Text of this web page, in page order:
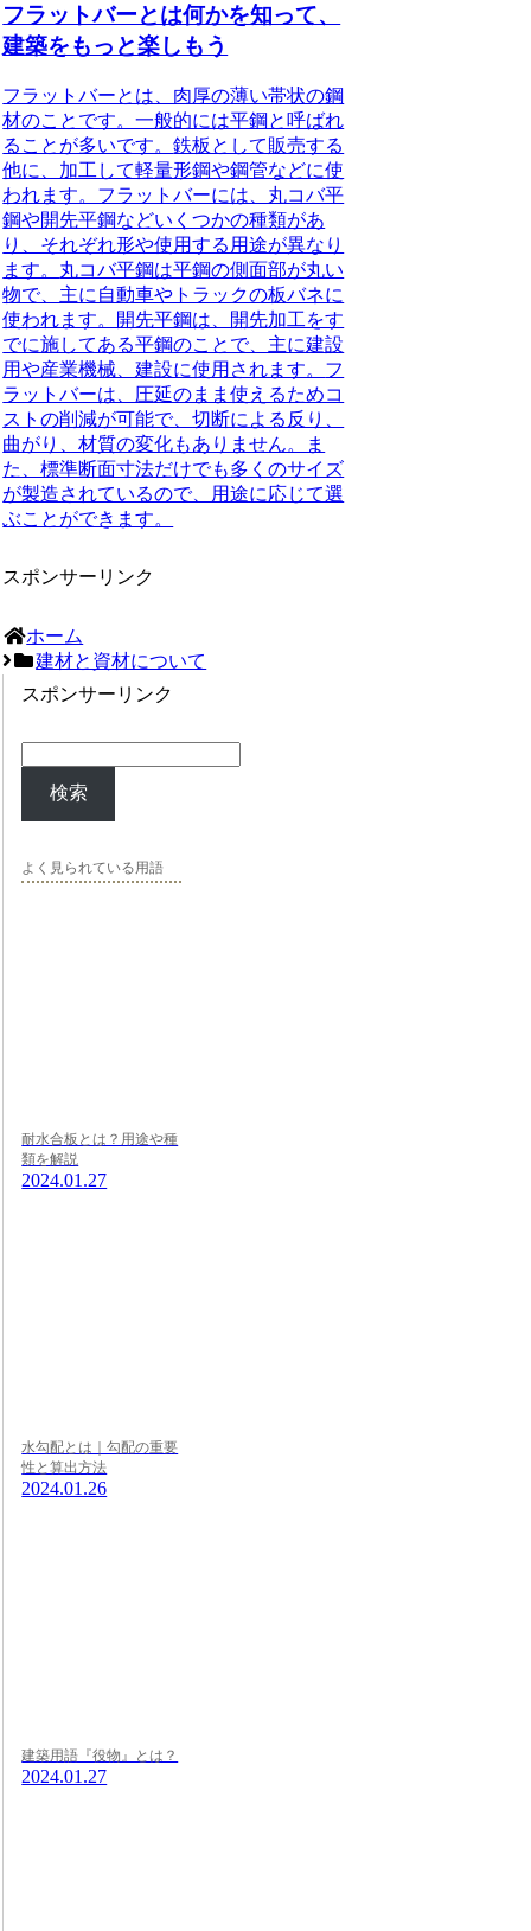
フラットバーとは何かを知って、
建築をもっと楽しもう
フラットバーとは、肉厚の薄い帯状の鋼
材のことです。一般的には平鋼と呼ばれ
ることが多いです。鉄板として販売する
他に、加工して軽量形鋼や鋼管などに使
われます。フラットバーには、丸コバ平
鋼や開先平鋼などいくつかの種類があ
り、それぞれ形や使用する用途が異なり
ます。 丸コバ平鋼は平鋼の側面部が丸い
物で、主に自動車やトラックの板バネに
使われます。開先平鋼は、開先加工をす
でに施してある平鋼のことで、主に建設
用や産業機械、建設に使用されます。 フ
ラットバーは、圧延のまま使えるためコ
ストの削減が可能で、切断による反り、
曲がり、材質の変化もありません。ま
た、標準断面寸法だけでも多くのサイズ
が製造されているので、用途に応じて選
ぶことができます。
スポンサーリンク
ホーム
建材と資材について
スポンサーリンク
検索
よく見られている用語
耐水合板とは？用途や種
類を解説
2024.01.27
水勾配とは｜勾配の重要
性と算出方法
2024.01.26
建築用語『役物』とは？
2024.01.27